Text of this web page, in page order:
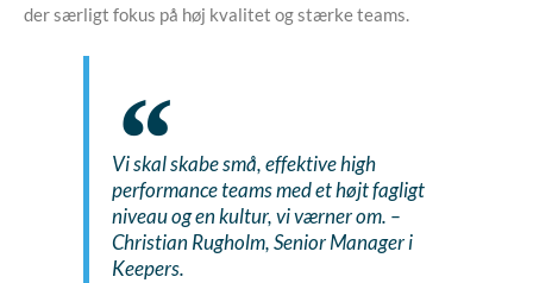
der særligt fokus på høj kvalitet og stærke teams.
Vi skal skabe små, effektive high
performance teams med et højt fagligt
niveau og en kultur, vi værner om. –
Christian Rugholm, Senior Manager i
Keepers.